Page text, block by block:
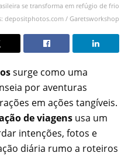
se transforma em refúgio de frio
depositphotos.com / Garetsworkshop
surge como uma
por aventuras
em ações tangíveis.
de viagens usa um
intenções, fotos e
diária rumo a roteiros